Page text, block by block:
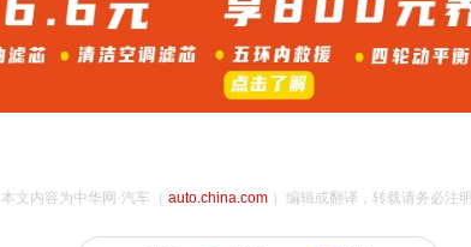
本文内容为中华网·汽车（ auto.china.com）编辑或翻译，转载请务必注明